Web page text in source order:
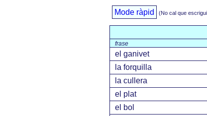
Mode ràpid (No cal que
frase
el ganivet
la forquilla
la cullera
el plat
el bol